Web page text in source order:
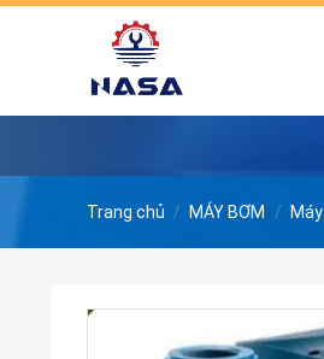
Skip
Trang chủ / MÁY BƠM /